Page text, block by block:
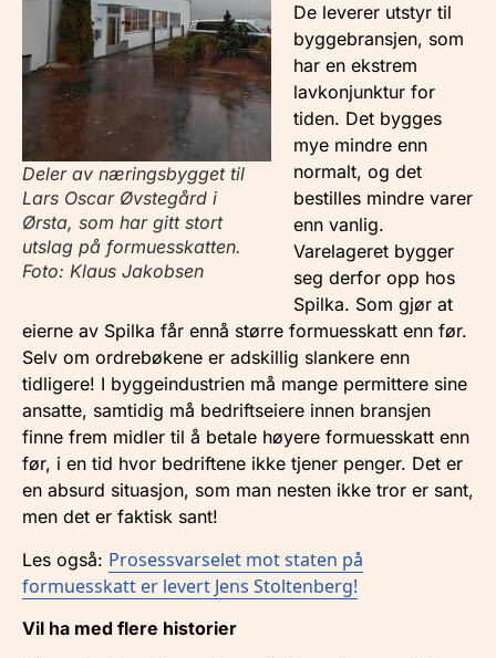
Deler av næringsbygget til
Lars Oscar Øvstegård i
Ørsta, som har gitt stort
utslag på formuesskatten.
Foto: Klaus Jakobsen
De leverer utstyr til
byggebransjen, som
har en ekstrem
lavkonjunktur for
tiden. Det bygges
mye mindre enn
normalt, og det
bestilles mindre varer
enn vanlig.
Varelageret bygger
seg derfor opp hos
Spilka. Som gjør at
eierne av Spilka får ennå større formuesskatt enn før.
Selv om ordrebøkene er adskillig slankere enn
tidligere! I byggeindustrien må mange permittere sine
ansatte, samtidig må bedriftseiere innen bransjen
finne frem midler til å betale høyere formuesskatt enn
før, i en tid hvor bedriftene ikke tjener penger. Det er
en absurd situasjon, som man nesten ikke tror er sant,
men det er faktisk sant!
Les også: Prosessvarselet mot staten på
formuesskatt er levert Jens Stoltenberg!
Vil ha med flere historier